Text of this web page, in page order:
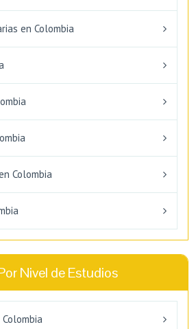
en Colombia
Colombia
Nivel de Estudios